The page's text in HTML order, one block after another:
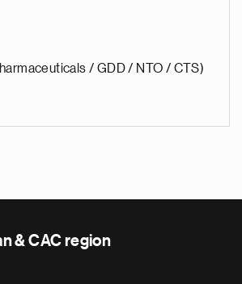
/ GDD / NTO / CTS)
& CAC region